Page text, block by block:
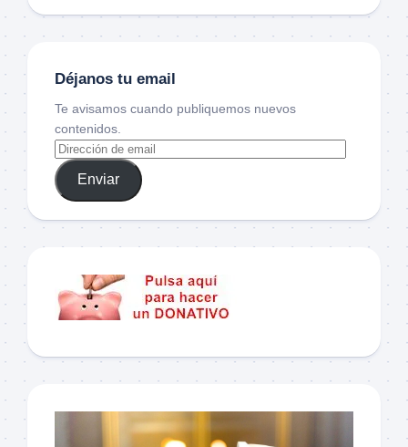
Déjanos tu email
Te avisamos cuando publiquemos nuevos
contenidos.
Enviar